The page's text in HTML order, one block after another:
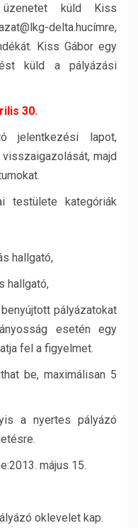
küld Kiss
delta.hucímre,
Kiss Gábor egy
küld a pályázási
30.
jelentkezési lapot,
majd
testülete kategóriák
hallgató,
hallgató,
pályázatokat
esetén egy
fel a figyelmet.
be, maximálisan 5
a nyertes pályázó
május 15.
oklevelet kap.